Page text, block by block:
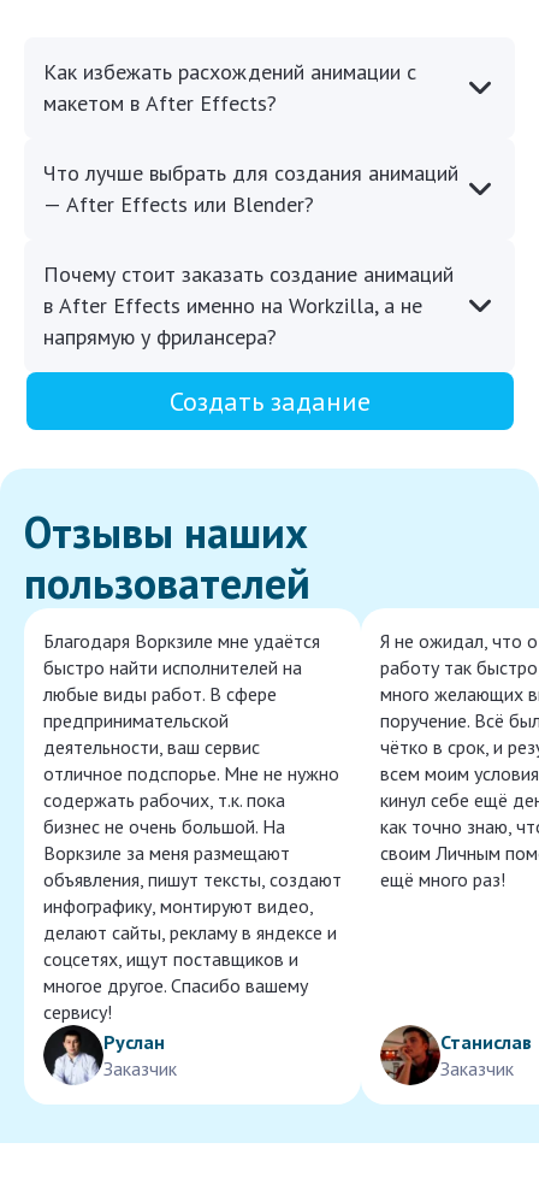
Как избежать расхождений анимации с
макетом в After Effects?
Что лучше выбрать для создания анимаций
— After Effects или Blender?
Почему стоит заказать создание анимаций
в After Effects именно на Workzilla, а не
напрямую у фрилансера?
Создать задание
Отзывы наших
пользователей
Благодаря Воркзиле мне удаётся
быстро найти исполнителей на
любые виды работ. В сфере
предпринимательской
деятельности, ваш сервис
отличное подспорье. Мне не нужно
содержать рабочих, т.к. пока
бизнес не очень большой. На
Воркзиле за меня размещают
объявления, пишут тексты, создают
инфографику, монтируют видео,
делают сайты, рекламу в яндексе и
соцсетях, ищут поставщиков и
многое другое. Спасибо вашему
сервису!
Руслан
Заказчик
Я не ожидал, что
работу так
много желающих
поручение. Всё
чётко в срок, и
всем моим
кинул себе ещё
как точно знаю,
своим Личным
ещё много раз!
Станислав
Заказчик